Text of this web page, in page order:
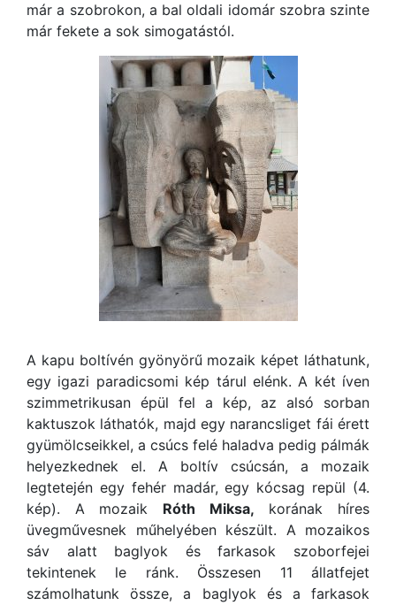
már a szobrokon, a bal oldali idomár szobra szinte
már fekete a sok simogatástól.
A kapu boltívén gyönyörű mozaik képet láthatunk,
egy igazi paradicsomi kép tárul elénk. A két íven
szimmetrikusan épül fel a kép, az alsó sorban
kaktuszok láthatók, majd egy narancsliget fái érett
gyümölcseikkel, a csúcs felé haladva pedig pálmák
helyezkednek el. A boltív csúcsán, a mozaik
legtetején egy fehér madár, egy kócsag repül (4.
kép). A mozaik Róth Miksa, korának híres
üvegművesnek műhelyében készült. A mozaikos
sáv alatt baglyok és farkasok szoborfejei
tekintenek le ránk. Összesen 11 állatfejet
számolhatunk össze, a baglyok és a farkasok